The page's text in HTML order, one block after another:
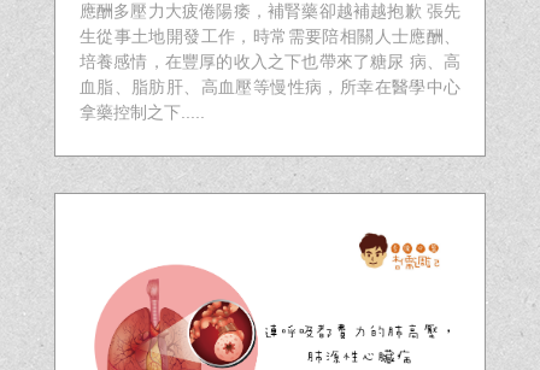
應酬多壓力大疲倦陽痿，補腎藥卻越補越抱歉 張先
生從事土地開發工作，時常需要陪相關人士應酬、
培養感情，在豐厚的收入之下也帶來了糖尿 病、高
血脂、脂肪肝、高血壓等慢性病，所幸在醫學中心
拿藥控制之下.....